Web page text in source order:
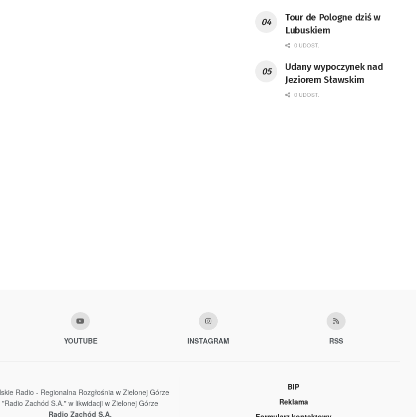
Tour de Pologne dziś w
Lubuskiem
0 UDOST.
Udany wypoczynek nad
Jeziorem Sławskim
0 UDOST.
YOUTUBE INSTAGRAM RSS
Radio - Regionalna Rozgłośnia w Zielonej Górze
"Radio Zachód S.A." w likwidacji w Zielonej Górze
Radio Zachód S.A.
BIP
Reklama